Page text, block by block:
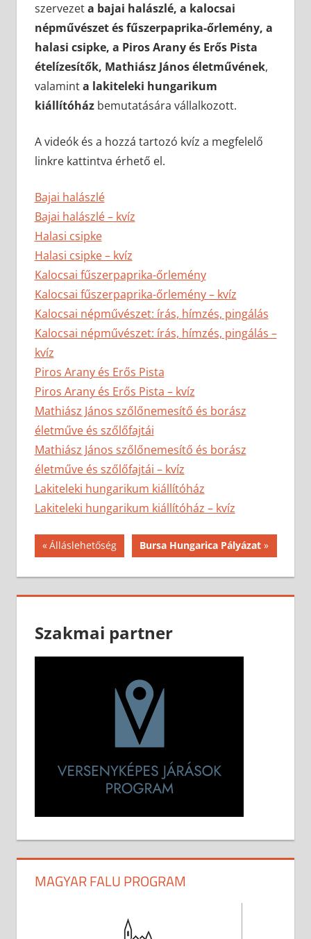
szervezeta bajai halászlé, a kalocsai
népművészet és fűszerpaprika-őrlemény, a
halasi csipke, a Piros Arany és Erős Pista
ételízesítők, Mathiász János életművének,
valaminta lakiteleki hungarikum
kiállítóházbemutatására vállalkozott.
A videók és a hozzá tartozó kvíz a megfelelő
linkre kattintva érhető el.
Bajai halászlé
Bajai halászlé – kvíz
Halasi csipke
Halasi csipke – kvíz
Kalocsai fűszerpaprika-őrlemény
Kalocsai fűszerpaprika-őrlemény – kvíz
Kalocsai népművészet: írás, hímzés, pingálás
Kalocsai népművészet: írás, hímzés, pingálás –
kvíz
Piros Arany és Erős Pista
Piros Arany és Erős Pista – kvíz
Mathiász János szőlőnemesítő és borász
életműve és szőlőfajtái
Mathiász János szőlőnemesítő és borász
életműve és szőlőfajtái – kvíz
Lakiteleki hungarikum kiállítóház
Lakiteleki hungarikum kiállítóház – kvíz
Bejegyzés
navigáció
Previous
Post:
Álláslehetőség
Next
Post:
Bursa Hungarica Pályázat
Szakmai partner
MAGYAR FALU PROGRAM